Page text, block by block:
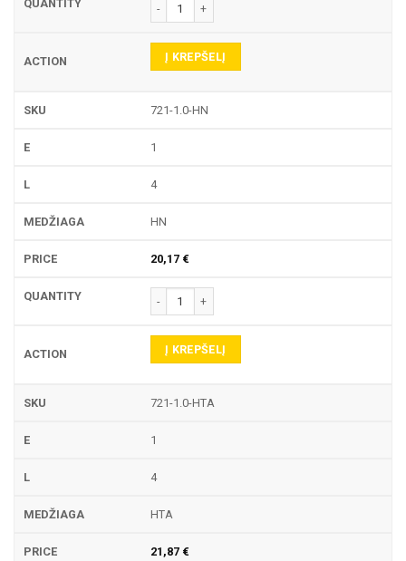
produkto kiekis: 721 TEKINIMO PLOKŠTELĖ
Į KREPŠELĮ
721-1.0-HN
1
4
HN
20,17 €
produkto kiekis: 721 TEKINIMO PLOKŠTELĖ
Į KREPŠELĮ
721-1.0-HTA
1
4
HTA
21,87 €